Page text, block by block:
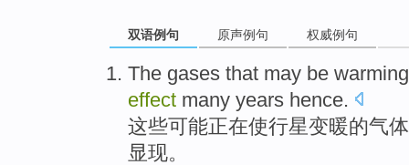
双语例句 原声例句 权威例句
The gases that may be warming
effect many years hence.
这些可能正在使行星变暖的气体
显现。